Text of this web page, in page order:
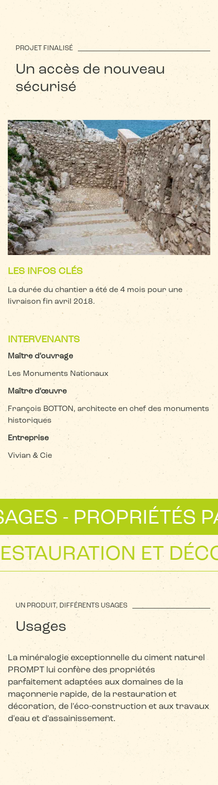
PROJET FINALISÉ
Un accès de nouveau
sécurisé
LES INFOS CLÉS
La durée du chantier a été de 4 mois pour une
livraison fin avril 2018.
INTERVENANTS
Maître d’ouvrage
Les Monuments Nationaux
Maître d’œuvre
François BOTTON, architecte en chef des monuments
historiques
Entreprise
Vivian & Cie
- PROPRIÉTÉS
ET
UN PRODUIT, DIFFÉRENTS USAGES
Usages
La minéralogie exceptionnelle du ciment naturel
PROMPT lui confère des propriétés
parfaitement adaptées aux domaines de la
maçonnerie rapide, de la restauration et
décoration, de l'éco-construction et aux travaux
d'eau et d'assainissement.